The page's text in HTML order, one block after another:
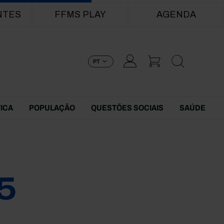
FFMS PLAY AGENDA
PT
POPULAÇÃO QUESTÕES SOCIAIS SAÚDE